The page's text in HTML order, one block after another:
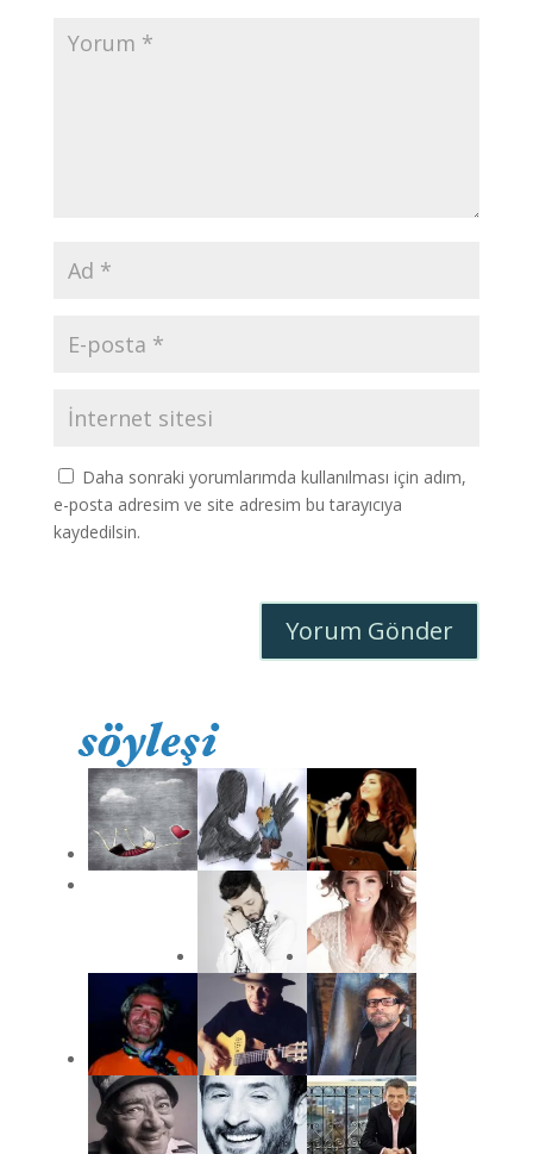
Daha sonraki yorumlarımda kullanılması için adım,
e-posta adresim ve site adresim bu tarayıcıya
kaydedilsin.